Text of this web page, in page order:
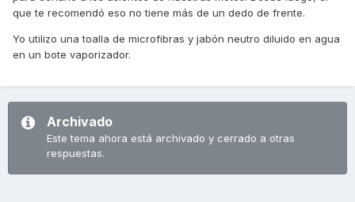
que te recomendó eso no tiene más de un dedo de frente.
Yo utilizo una toalla de microfibras y jabón neutro diluido en agua
en un bote vaporizador.
Archivado
Este tema ahora está archivado y cerrado a otras
respuestas.